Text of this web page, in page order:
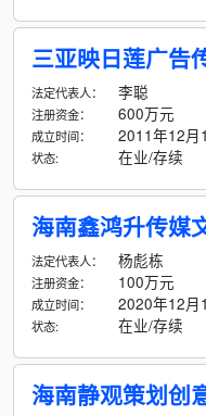
三亚映日莲广告
法定代表人： 李聪
注册资金： 600万元
成立时间： 2011年12月
状态: 在业/存续
海南鑫鸿升传媒
法定代表人： 杨彪栋
注册资金： 100万元
成立时间： 2020年12月
状态: 在业/存续
海南静观策划创